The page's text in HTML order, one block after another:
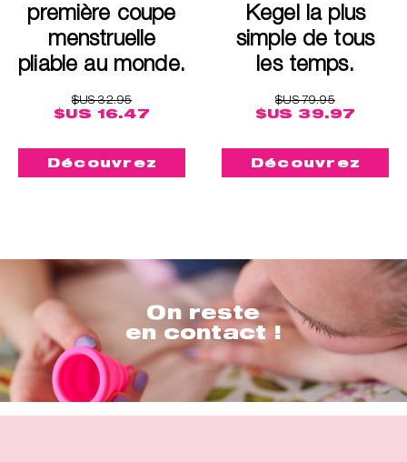
première coupe
menstruelle
pliable au monde.
$US 32.95
$US 16.47
Découvrez
Kegel la plus
simple de tous
les temps.
$US 79.95
$US 39.97
Découvrez
On reste
en contact !